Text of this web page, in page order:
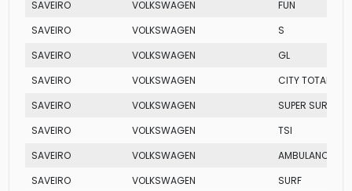
SAVEIRO VOLKSWAGEN
FUN
SAVEIRO
VOLKSWAGEN
S
SAVEIRO
VOLKSWAGEN
GL
SAVEIRO
VOLKSWAGEN
CITY TOTAL FLEX
SAVEIRO
VOLKSWAGEN
SUPER SURF
SAVEIRO
VOLKSWAGEN
TSI
SAVEIRO
VOLKSWAGEN
AMBULANCIA
SAVEIRO
VOLKSWAGEN
SURF